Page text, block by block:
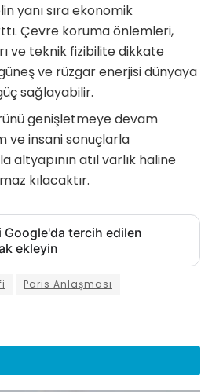
yanı sıra ekonomik
Çevre koruma önlemleri,
ve teknik fizibilite dikkate
güneş ve rüzgar enerjisi dünyaya
sağlayabilir.
genişletmeye devam
ve insani sonuçlarla
altyapının atıl varlık haline
kılacaktır.
Google'da tercih edilen
ekleyin
Paris Anlaşması